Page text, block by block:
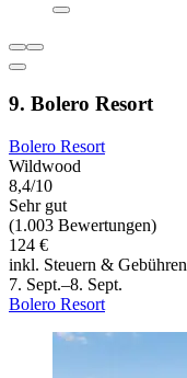
9. Bolero Resort
Bolero Resort
Wildwood
8,4/10
Sehr gut
(1.003 Bewertungen)
124 €
inkl. Steuern & Gebühren
7. Sept.–8. Sept.
Bolero Resort